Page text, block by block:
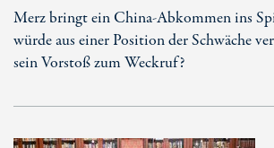
Merz bringt ein China-Abkommen ins
würde aus einer Position der Schwäche
sein Vorstoß zum Weckruf?